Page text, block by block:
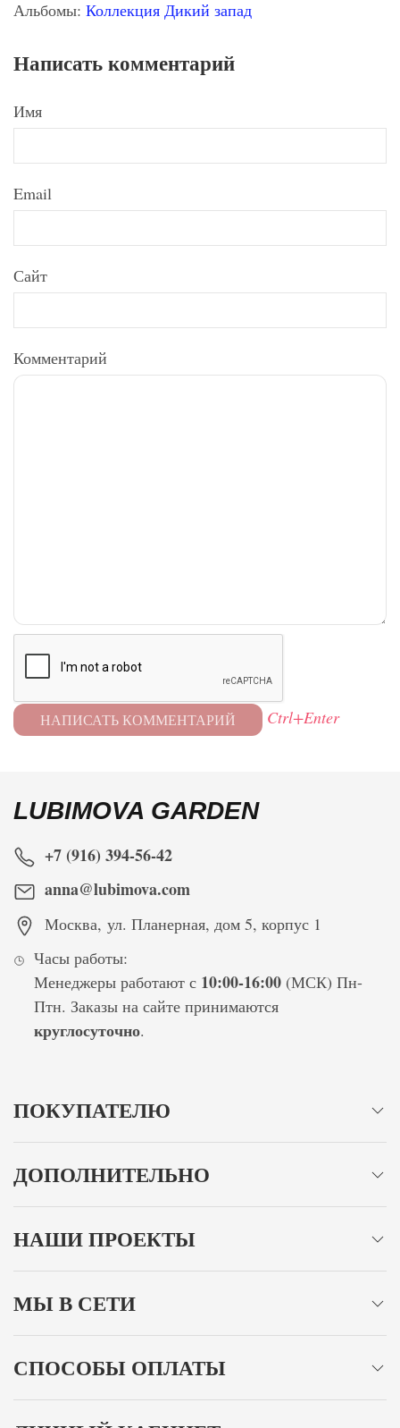
Альбомы: Коллекция Дикий запад
Написать комментарий
Имя
Email
Сайт
Комментарий
Ctrl+Enter
LUBIMOVA GARDEN
+7 (916) 394-56-42
anna@lubimova.com
Москва, ул. Планерная, дом 5, корпус 1
Часы работы:
Менеджеры работают с 10:00-16:00(МСК) Пн-
Птн. Заказы на сайте принимаются
круглосуточно.
ПОКУПАТЕЛЮ
ДОПОЛНИТЕЛЬНО
НАШИ ПРОЕКТЫ
МЫ В СЕТИ
СПОСОБЫ ОПЛАТЫ